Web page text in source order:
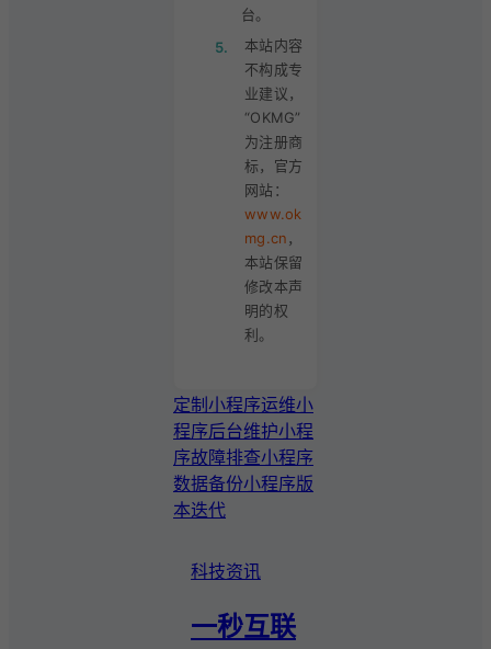
台。
5.
本站内容
不构成专
业建议，
“OKMG”
为注册商
标，官方
网站：
www.ok
mg.cn，
本站保留
修改本声
明的权
利。
定制小程序运维小
程序后台维护小程
序故障排查小程序
数据备份小程序版
本迭代
科技资讯
一秒互联